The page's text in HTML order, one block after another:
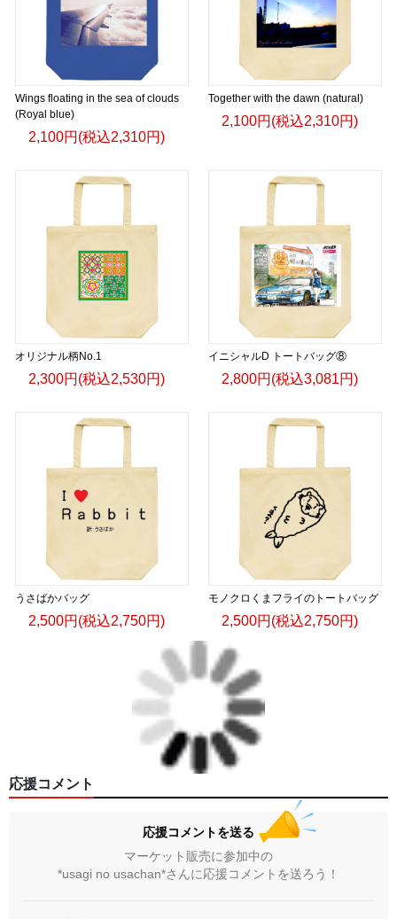
Wings floating in the sea of ​​clouds
(Royal blue)
2,100円(税込2,310円)
Together with the dawn (natural)
2,100円(税込2,310円)
オリジナル柄No.1
2,300円(税込2,530円)
イニシャルD トートバッグ⑧
2,800円(税込3,081円)
うさばかバッグ
2,500円(税込2,750円)
モノクロくまフライのトートバッグ
2,500円(税込2,750円)
応援コメント
応援コメントを送る
マーケット販売に参加中の
*usagi no usachan*さんに応援コメントを送ろう！